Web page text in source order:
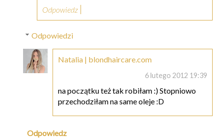
Odpowiedz
Odpowiedzi
Natalia | blondhaircare.com
6 lutego 2012 19:39
na początku też tak robiłam :) Stopniowo
przechodziłam na same oleje :D
Odpowiedz